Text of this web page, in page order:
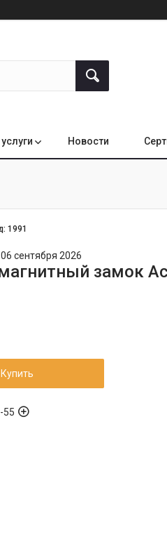
Новости
1991
сентября 2026
замок
Купить
55